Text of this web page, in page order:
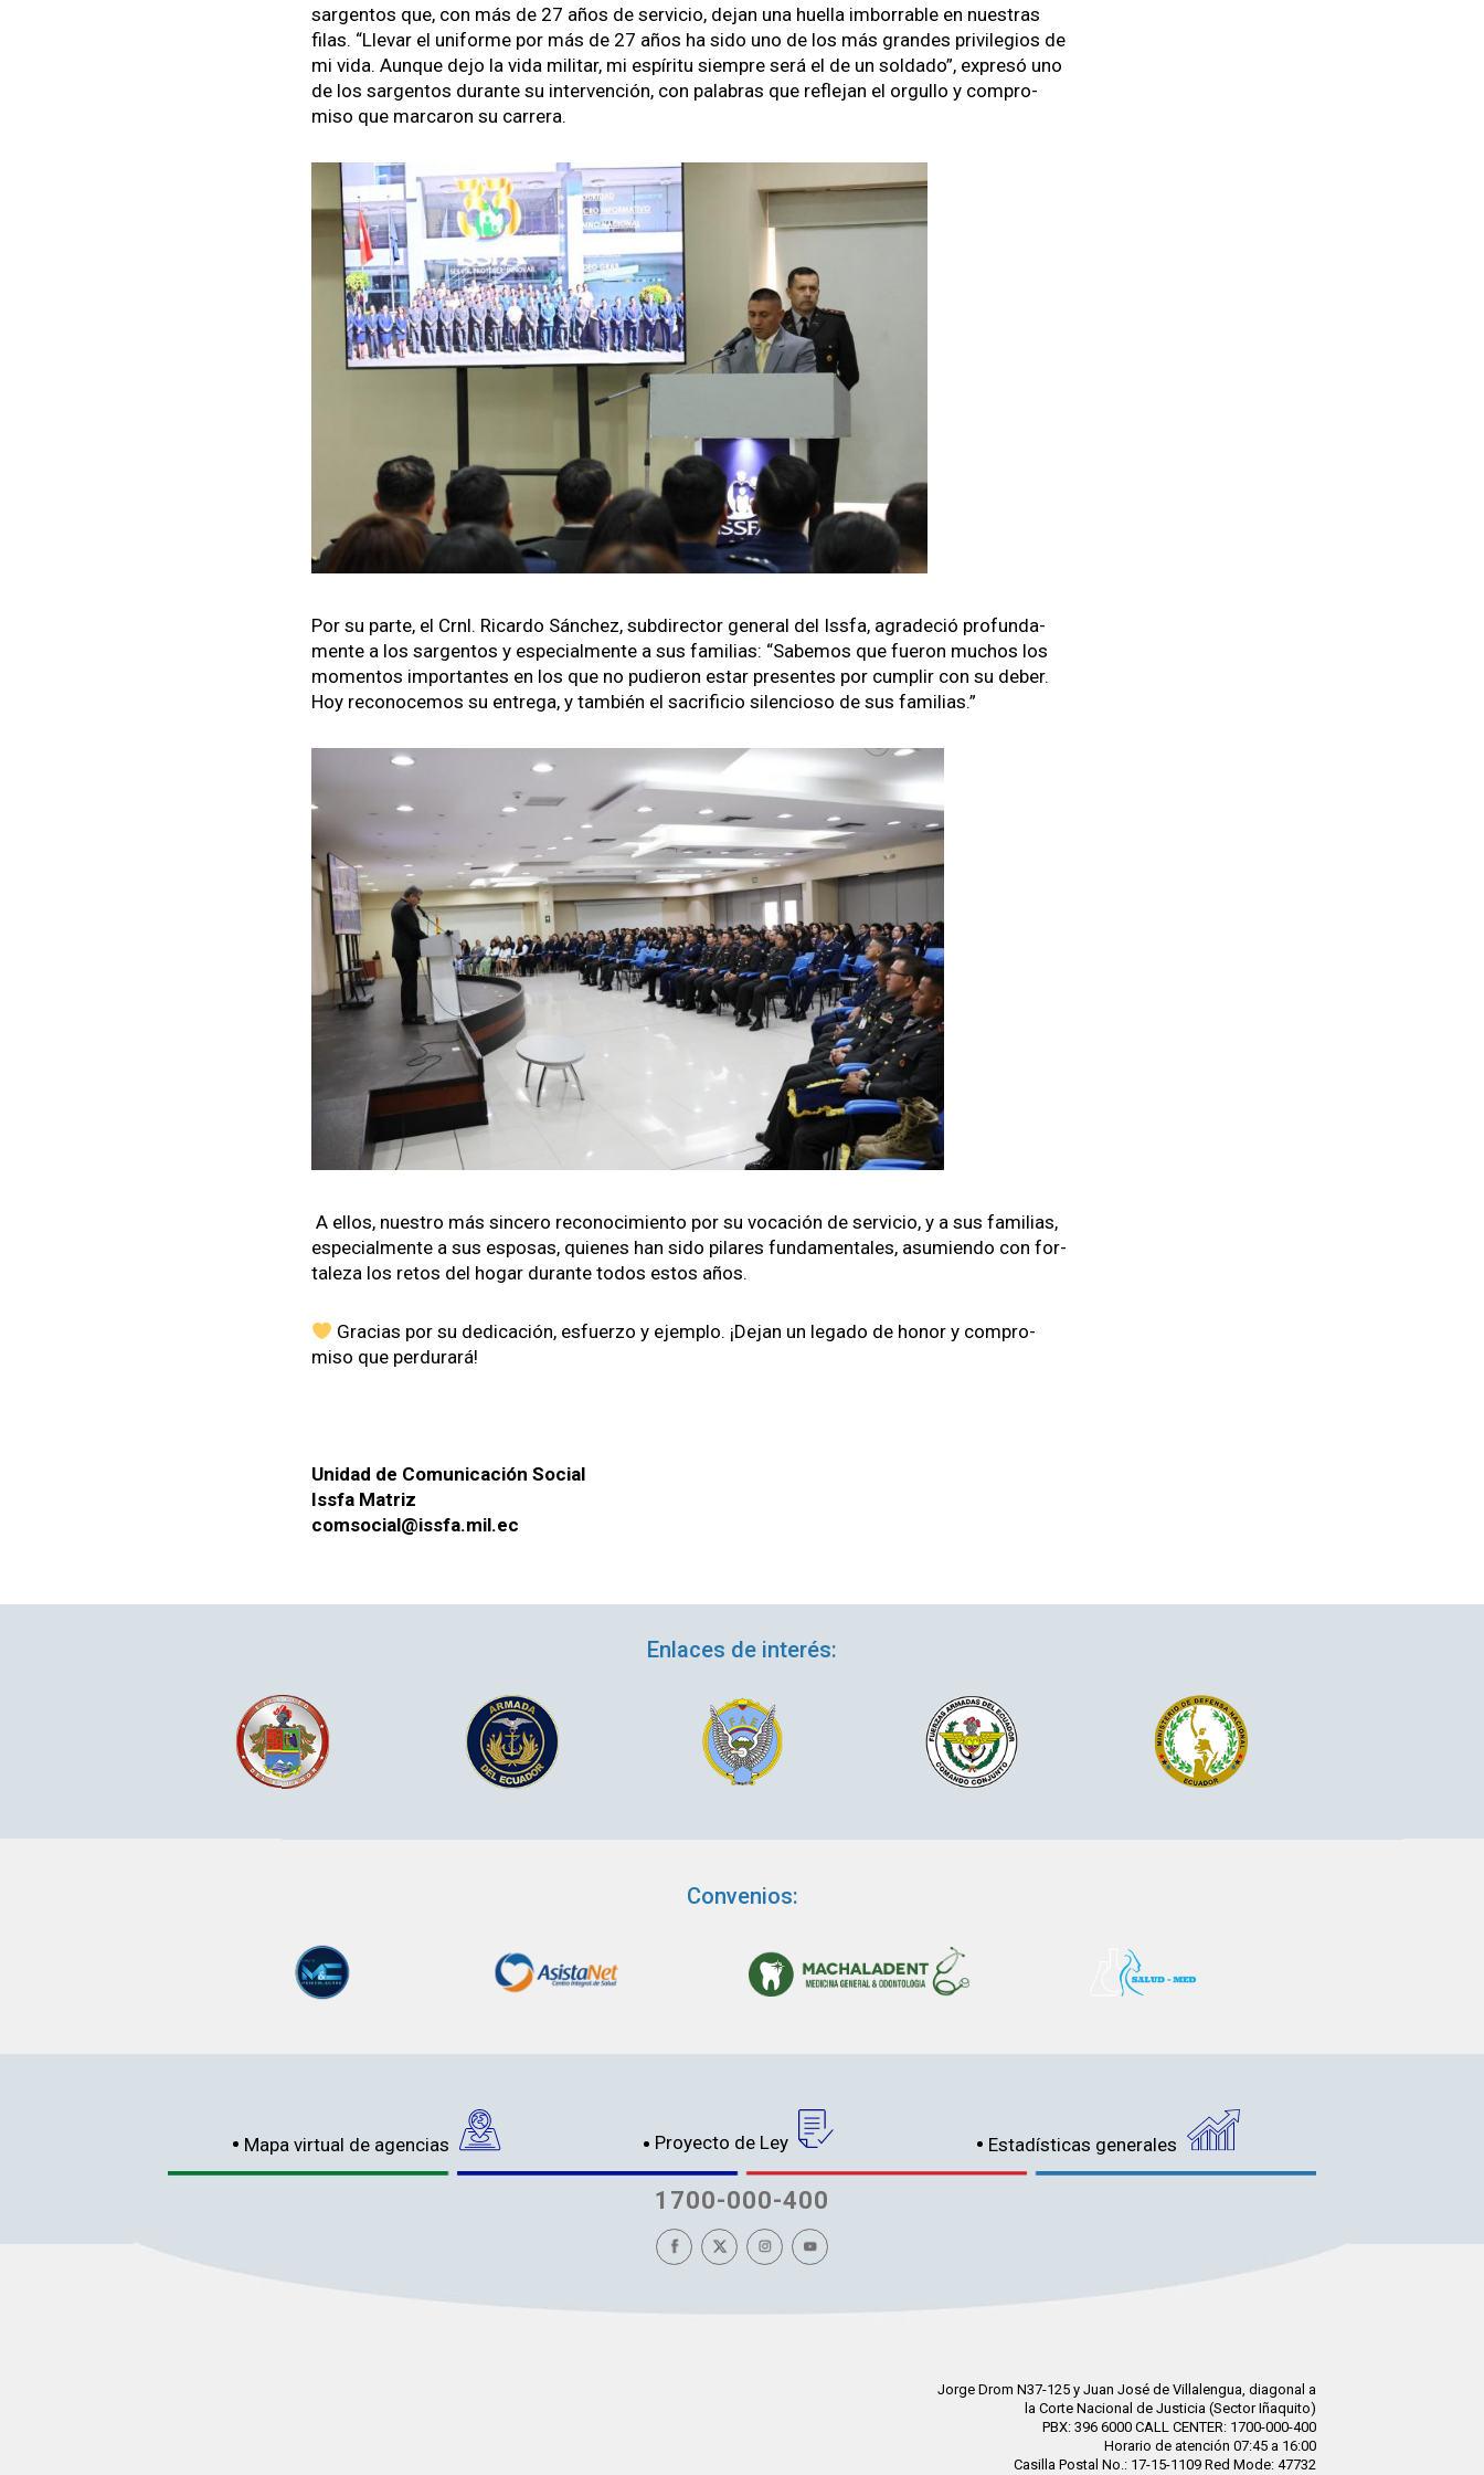
sar­gen­tos que, con más de 27 años de ser­vi­cio, dejan una huel­la imborrable en nues­tras
filas. “Lle­var el uni­forme por más de 27 años ha sido uno de los más grandes priv­i­le­gios de
mi vida. Aunque dejo la vida mil­i­tar, mi espíritu siem­pre será el de un sol­da­do”, expresó uno
de los sar­gen­tos durante su inter­ven­ción, con pal­abras que refle­jan el orgul­lo y com­pro­
miso que mar­caron su car­rera.
Por su parte, el Crnl. Ricar­do Sánchez, sub­di­rec­tor gen­er­al del Iss­fa, agrade­ció pro­fun­da­
mente a los sar­gen­tos y espe­cial­mente a sus famil­ias: “Sabe­mos que fueron muchos los
momen­tos impor­tantes en los que no pudieron estar pre­sentes por cumplir con su deber.
Hoy recono­ce­mos su entre­ga, y tam­bién el sac­ri­fi­cio silen­cioso de sus famil­ias.”
A ellos, nue­stro más sin­cero reconocimien­to por su vocación de ser­vi­cio, y a sus famil­ias,
espe­cial­mente a sus esposas, quienes han sido pilares fun­da­men­tales, asum­ien­do con for­
t­aleza los retos del hog­ar durante todos estos años.
Gra­cias por su ded­i­cación, esfuer­zo y ejem­p­lo. ¡Dejan un lega­do de hon­or y com­pro­
miso que per­du­rará!
Unidad de Comu­ni­cación Social
Iss­fa Matriz
comsocial@issfa.mil.ec
Enlaces de interés:
Convenios:
Mapa virtual de agencias Proyecto de Ley Estadísticas generales
1700-000-400
Jorge Drom N37-125 y Juan José de Villalengua, diagonal a
la Corte Nacional de Justicia (Sector Iñaquito)
PBX: 396 6000 CALL CENTER: 1700-000-400
Horario de atención 07:45 a 16:00
Casilla Postal No.: 17-15-1109 Red Mode: 47732